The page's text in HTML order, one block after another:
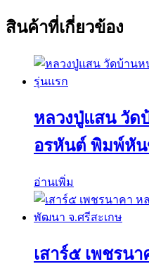
สินค้าที่เกี่ยวข้อง
หลวงปู่แสน วัด
อรหันต์ พิมพ์หัน
อ่านเพิ่ม
เสาร์๕ เพชรน